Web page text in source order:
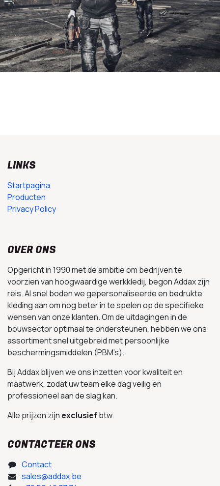
LINKS
Startpagina
Producten
Privacy Policy
OVER ONS
Opgericht in 1990 met de ambitie om bedrijven te
voorzien van hoogwaardige werkkledij, begon Addax zijn
reis. Al snel boden we gepersonaliseerde en bedrukte
kleding aan om nog beter in te spelen op de specifieke
wensen van onze klanten. Om de uitdagingen in de
bouwsector optimaal te ondersteunen, hebben we ons
assortiment snel uitgebreid met persoonlijke
beschermingsmiddelen (PBM’s).
Bij Addax blijven we ons inzetten voor kwaliteit en
maatwerk, zodat uw team elke dag veilig en
professioneel aan de slag kan.
Alle prijzen zijn exclusief btw.
CONTACTEER ONS
Contact
sales@addax.be